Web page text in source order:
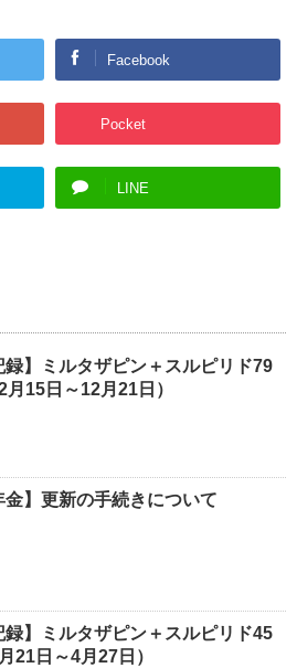
Facebook
Pocket
LINE
録】ミルタザピン＋スルピリド79
月15日～12月21日）
金】更新の手続きについて
録】ミルタザピン＋スルピリド45
21日～4月27日）